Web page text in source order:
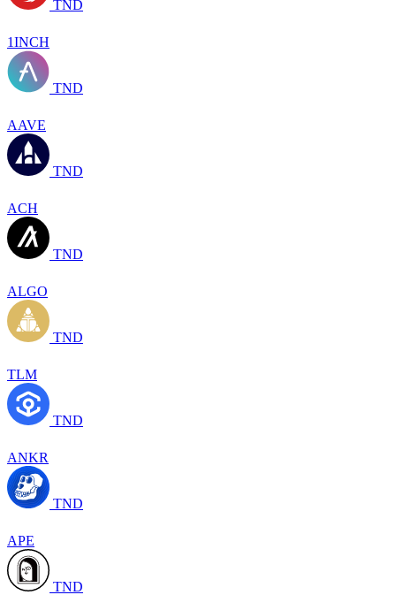
TND
1INCH
TND
AAVE
TND
ACH
TND
ALGO
TND
TLM
TND
ANKR
TND
APE
TND